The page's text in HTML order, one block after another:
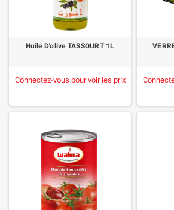
Huile D'olive TASSOURT 1L
Connectez-vous pour voir les prix